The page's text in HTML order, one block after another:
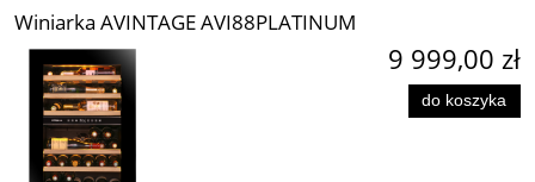
Winiarka AVINTAGE AVI88PLATINUM
9 999,00 zł
do koszyka